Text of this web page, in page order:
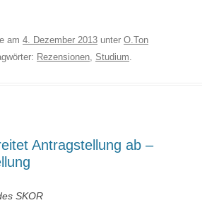
am 4. Dezember 2013 unter O.Ton
Rezensionen Studium
Antragstellung ab –
SKOR